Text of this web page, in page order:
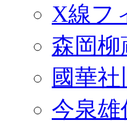
X線フ
森岡柳
國華
今泉雄